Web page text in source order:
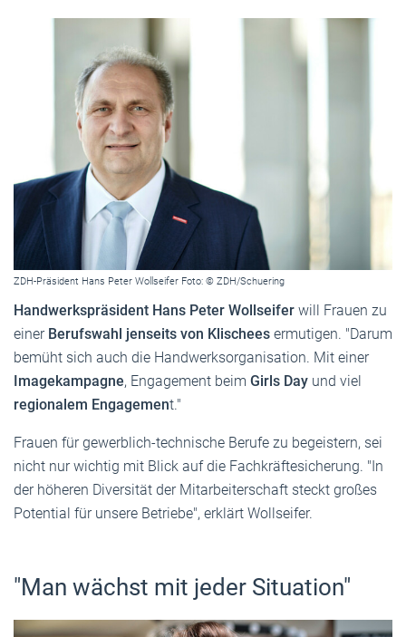
ZDH-Präsident Hans Peter Wollseifer Foto: © ZDH/Schuering
Handwerkspräsident Hans Peter Wollseifer will Frauen zu
einer Berufswahl jenseits von Klischees ermutigen. "Darum
bemüht sich auch die Handwerksorganisation. Mit einer
Imagekampagne, Engagement beim Girls Day und viel
regionalem Engagement."
Frauen für gewerblich-technische Berufe zu begeistern, sei
nicht nur wichtig mit Blick auf die Fachkräftesicherung. "In
der höheren Diversität der Mitarbeiterschaft steckt großes
Potential für unsere Betriebe", erklärt Wollseifer.
"Man wächst mit jeder Situation"